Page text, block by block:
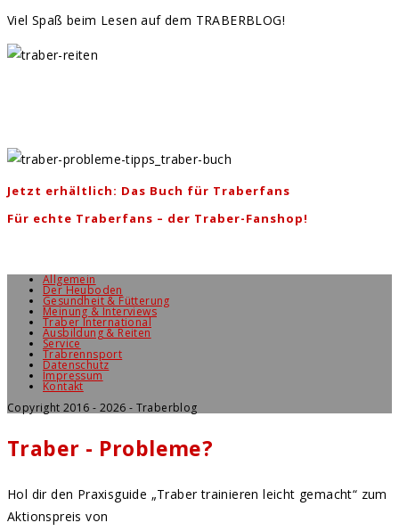
Viel Spaß beim Lesen auf dem TRABERBLOG!
Jetzt erhältlich: Das Buch für Traberfans
Für echte Traberfans – der Traber-Fanshop!
Allgemein
Der Heuboden
Gesundheit & Fütterung
Meinung & Interviews
Traber International
Ausbildung & Reiten
Service
Trabrennsport
Datenschutz
Impressum
Kontakt
Copyright 2016 - 2026 - Traberblog
Traber - Probleme?
Hol dir den Praxisguide „Traber trainieren leicht gemacht“ zum
Aktionspreis von